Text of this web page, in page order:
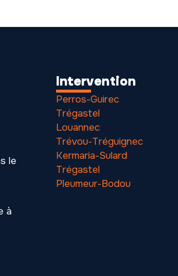
le
à
Intervention
Perros-Guirec
Trégastel
Louannec
Trévou-Tréguignec
Kermaria-Sulard
Trégastel
Pleumeur-Bodou